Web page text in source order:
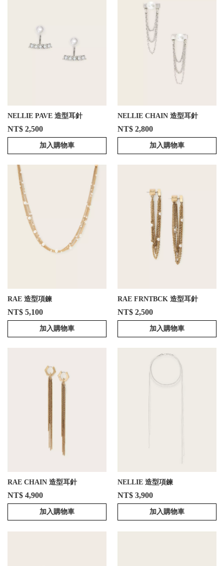
NELLIE PAVE 造型耳針
NT$ 2,500
加入購物車
NELLIE CHAIN 造型耳針
NT$ 2,800
加入購物車
RAE 造型項鍊
NT$ 5,100
加入購物車
RAE FRNTBCK 造型耳針
NT$ 2,500
加入購物車
RAE CHAIN 造型耳針
NT$ 4,900
加入購物車
NELLIE 造型項鍊
NT$ 3,900
加入購物車